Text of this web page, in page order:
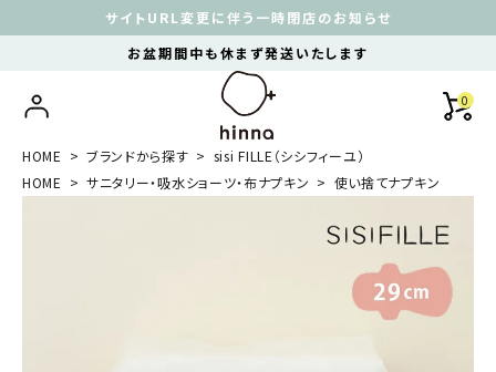
サイトURL変更に伴う一時閉店のお知らせ
お盆期間中も休まず発送いたします
0
HOME ブランドから探す
sisi FILLE（シシフィーユ）
HOME
サニタリー・吸水ショーツ・布ナプキン 使い捨てナプキン